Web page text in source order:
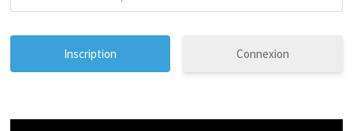
Connexion